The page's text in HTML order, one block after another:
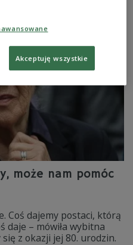
może nam pomóc
Coś dajemy postaci, którą
daje – mówiła wybitna
z okazji jej 80. urodzin.
Akceptuję wszystkie